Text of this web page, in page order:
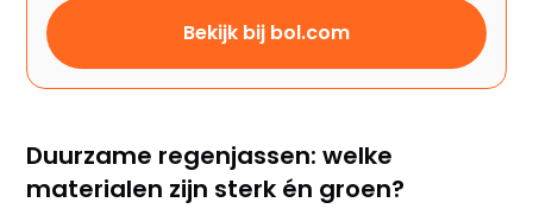
Bekijk bij bol.com
Duurzame regenjassen: welke
materialen zijn sterk én groen?